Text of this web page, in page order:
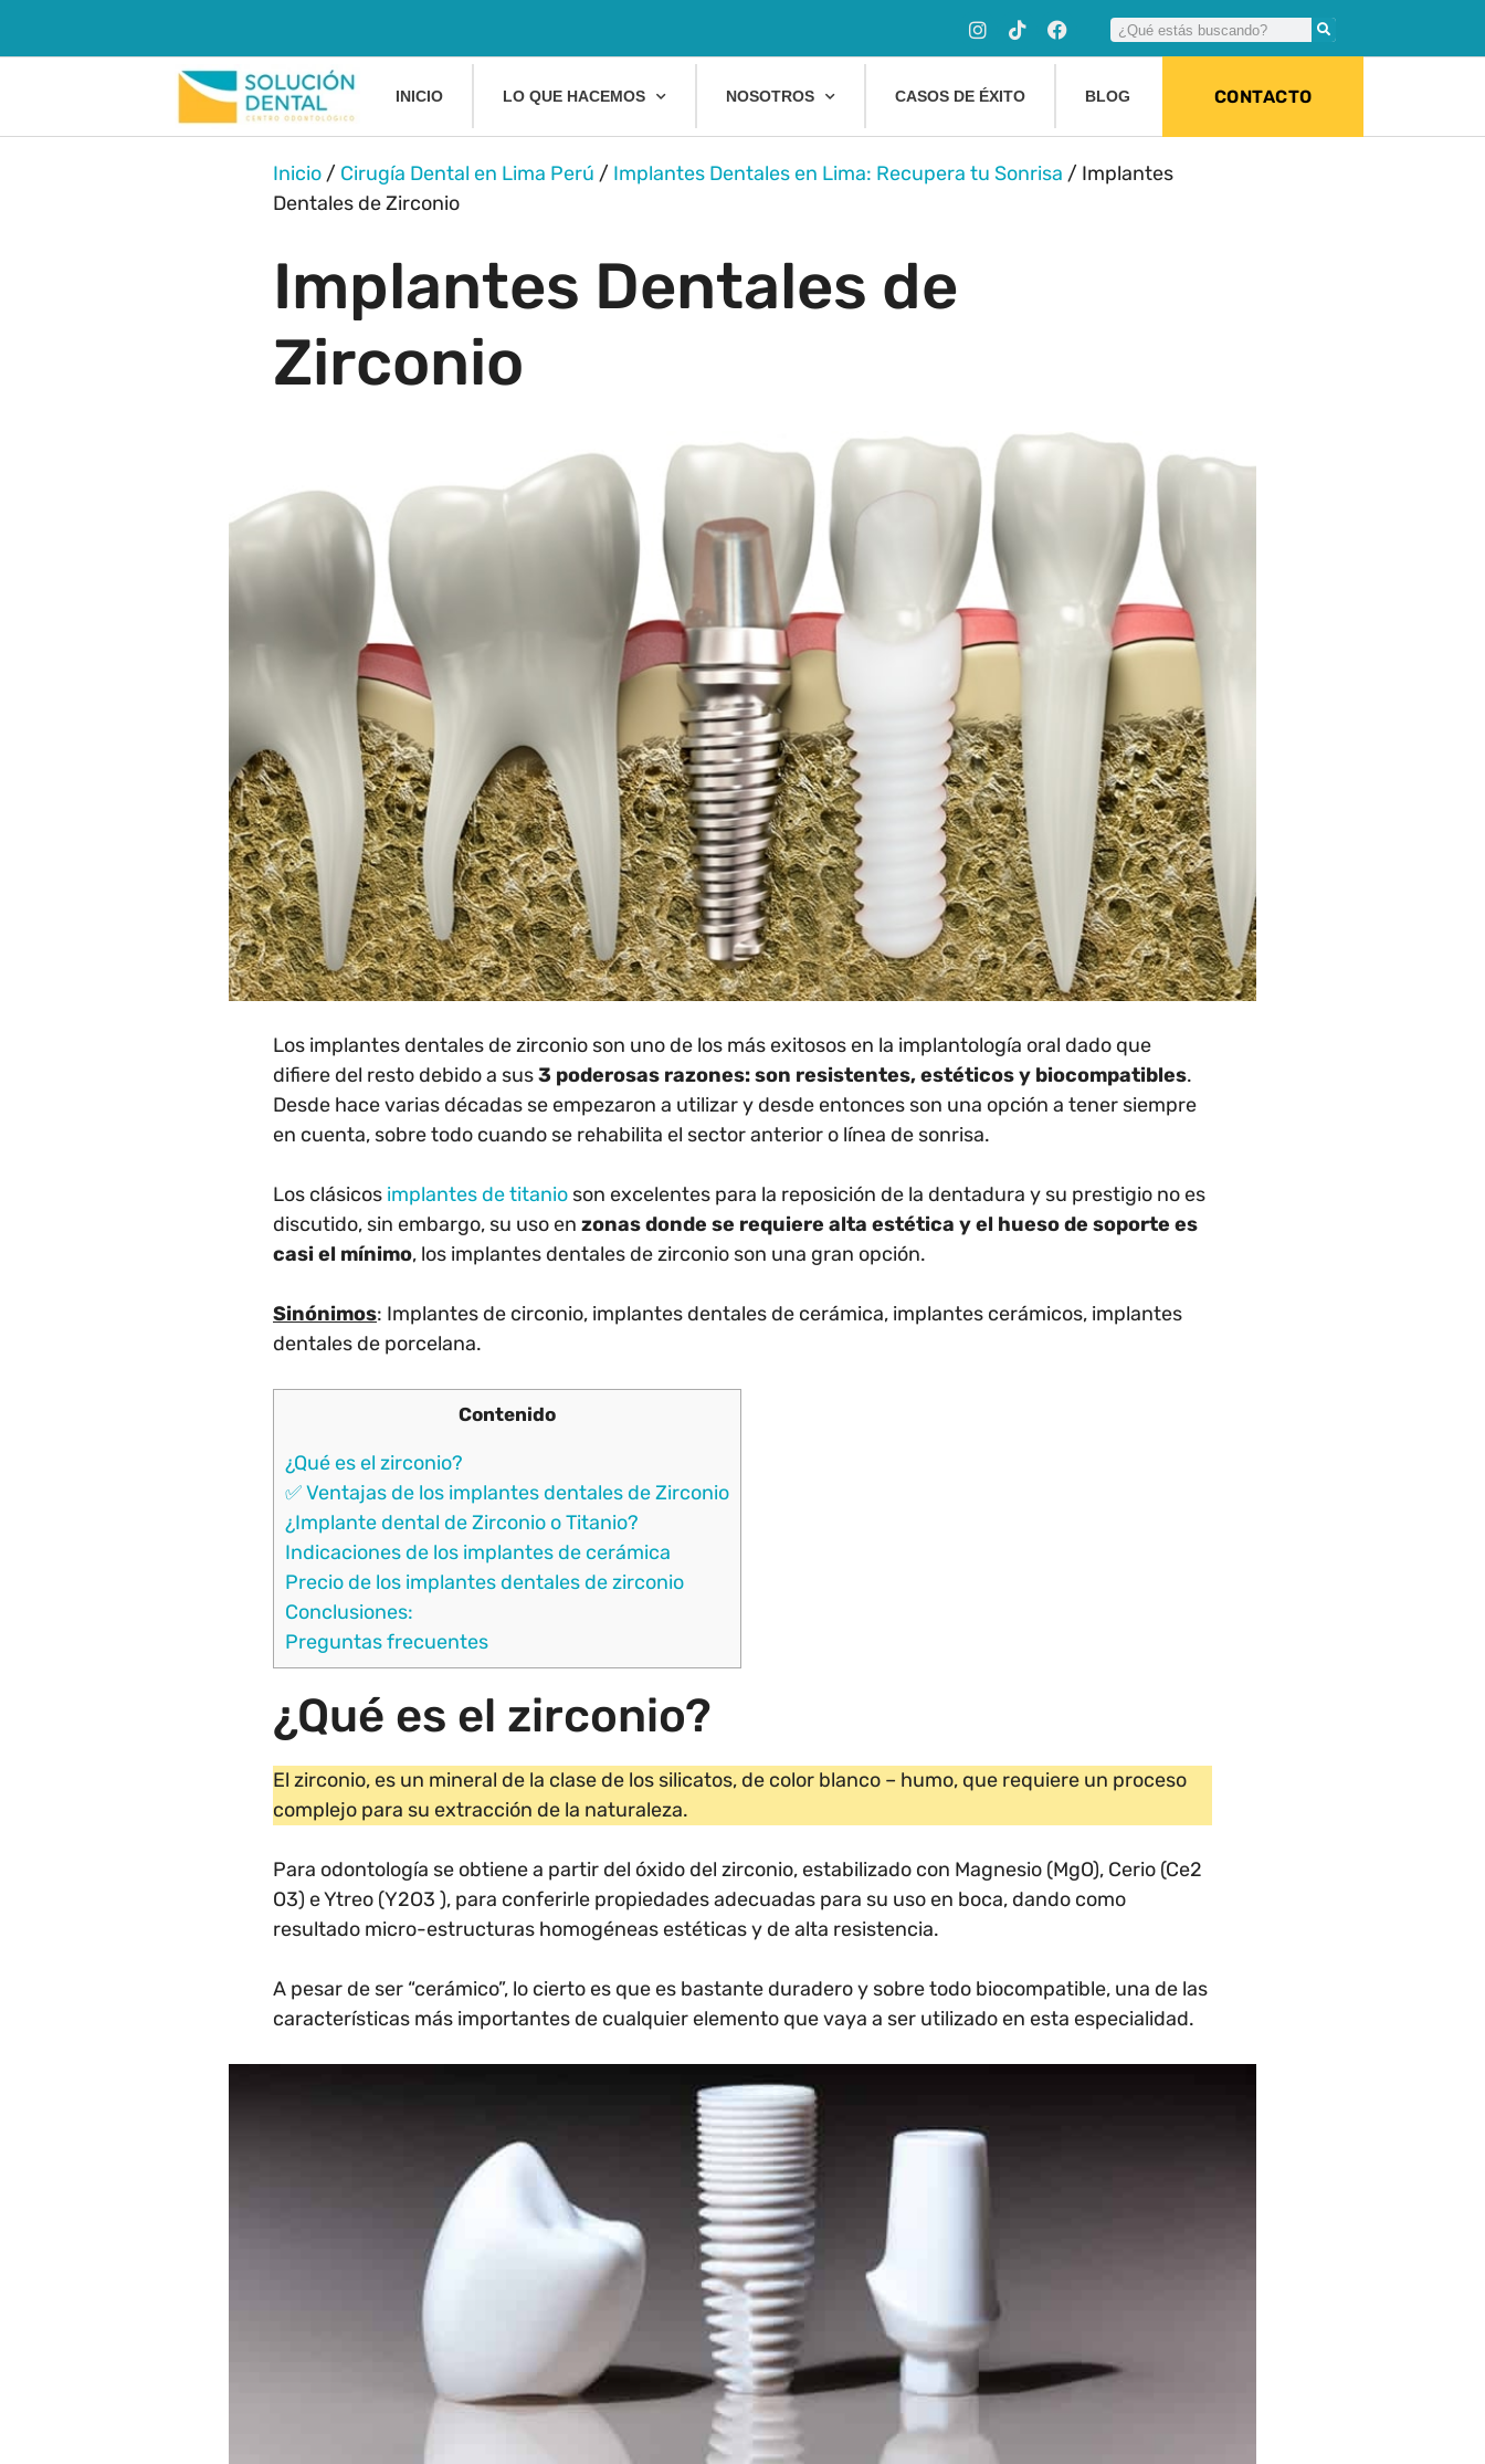
INICIO LO QUE HACEMOS NOSOTROS CASOS DE ÉXITO BLOG CONTACTO
Inicio / Cirugía Dental en Lima Perú / Implantes Dentales en Lima: Recupera tu Sonrisa / Implantes
Dentales de Zirconio
Implantes Dentales de
Zirconio
Los implantes dentales de zirconio son uno de los más exitosos en la implantología oral dado que
difiere del resto debido a sus3 poderosas razones: son resistentes, estéticos y biocompatibles.
Desde hace varias décadas se empezaron a utilizar y desde entonces son una opción a tener siempre
en cuenta, sobre todo cuando se rehabilita el sector anterior o línea de sonrisa.
Los clásicos implantes de titanio son excelentes para la reposición de la dentadura y su prestigio no es
discutido, sin embargo, su uso en zonas donde se requiere alta estética y el hueso de soporte es
casi el mínimo, los implantes dentales de zirconio son una gran opción.
Sinónimos: Implantes de circonio, implantes dentales de cerámica, implantes cerámicos, implantes
dentales de porcelana.
Contenido
¿Qué es el zirconio?
✅ Ventajas de los implantes dentales de Zirconio
¿Implante dental de Zirconio o Titanio?
Indicaciones de los implantes de cerámica
Precio de los implantes dentales de zirconio
Conclusiones:
Preguntas frecuentes
¿Qué es el zirconio?
El zirconio, es un mineral de la clase de los silicatos, de color blanco – humo, que requiere un proceso
complejo para su extracción de la naturaleza.
Para odontología se obtiene a partir del óxido del zirconio, estabilizado con Magnesio (MgO), Cerio (Ce2
O3) e Ytreo (Y2O3 ), para conferirle propiedades adecuadas para su uso en boca, dando como
resultado micro-estructuras homogéneas estéticas y de alta resistencia.
A pesar de ser “cerámico”, lo cierto es que es bastante duradero y sobre todo biocompatible, una de las
características más importantes de cualquier elemento que vaya a ser utilizado en esta especialidad.